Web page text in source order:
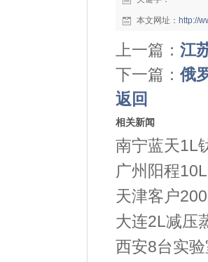
本文网址： http://
上一篇： 江
下一篇： 俄
返回
相关新闻
南宁蓝天1L
广州阳程
天津客户
大连2L减压
西安8台实